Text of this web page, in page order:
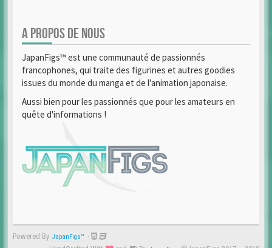
A PROPOS DE NOUS
JapanFigs™ est une communauté de passionnés
francophones, qui traite des figurines et autres goodies
issues du monde du manga et de l'animation japonaise.
Aussi bien pour les passionnés que pour les amateurs en
quête d'informations !
Powered By JapanFigs™ -